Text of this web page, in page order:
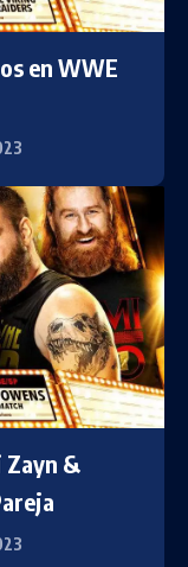
en WWE
Zayn &